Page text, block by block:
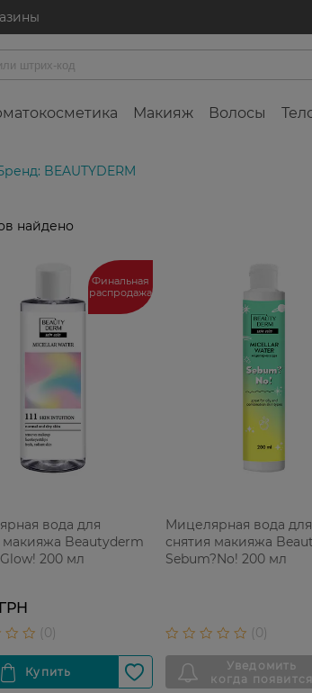
Макияж Волосы
BEAUTYDERM
найдено
Финальная
распродажа
вода для
макияжа Beautyderm
200 мл
Мицелярная вода для
снятия макияжа
Sebum?No! 200 мл